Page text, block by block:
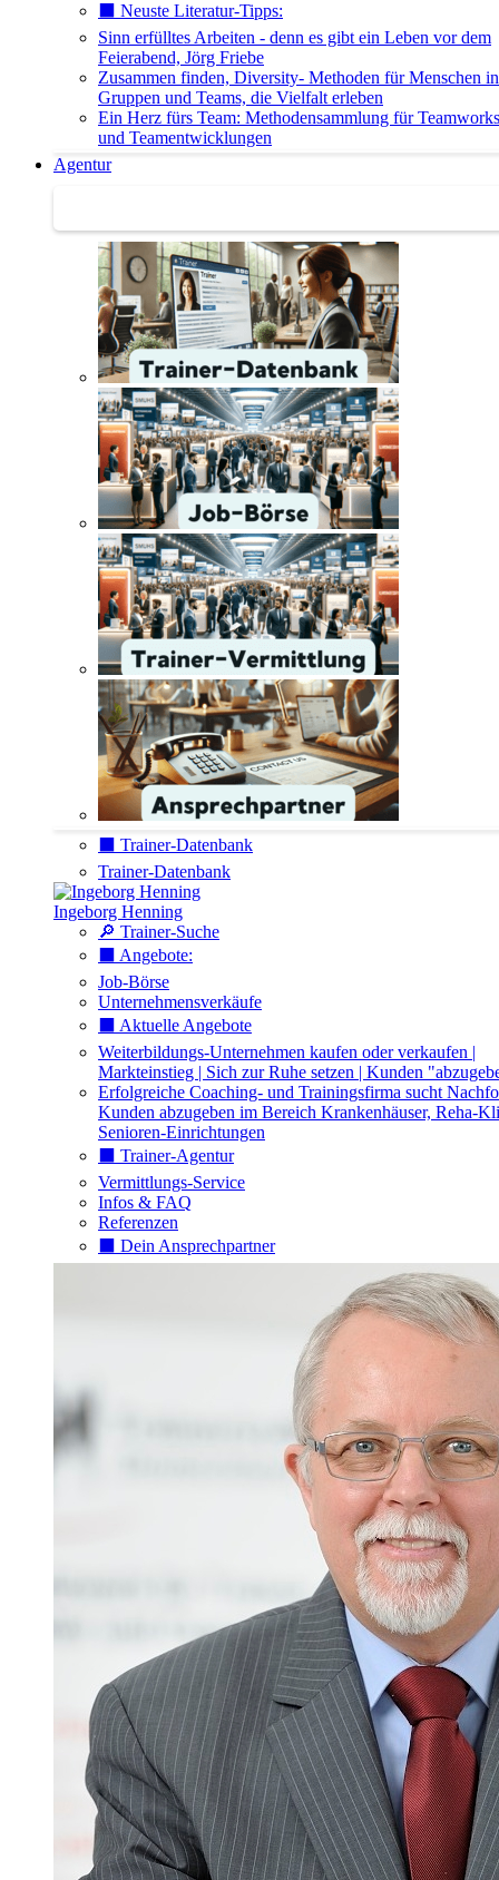
⬛️ Neuste Literatur-Tipps:
Sinn erfülltes Arbeiten - denn es gibt ein Leben vor dem
Feierabend, Jörg Friebe
Zusammen finden, Diversity- Methoden für Menschen in
Gruppen und Teams, die Vielfalt erleben
Ein Herz fürs Team: Methodensammlung für
und Teamentwicklungen
Agentur
⬛️ Trainer-Datenbank
Trainer-Datenbank
Ingeborg Henning
🔎 Trainer-Suche
⬛️ Angebote:
Job-Börse
Unternehmensverkäufe
⬛️ Aktuelle Angebote
Weiterbildungs-Unternehmen kaufen oder verkaufen |
Markteinstieg | Sich zur Ruhe setzen | Kunden
Erfolgreiche Coaching- und Trainingsfirma sucht
Kunden abzugeben im Bereich Krankenhäuser, Reha-
Senioren-Einrichtungen
⬛️ Trainer-Agentur
Vermittlungs-Service
Infos & FAQ
Referenzen
⬛️ Dein Ansprechpartner